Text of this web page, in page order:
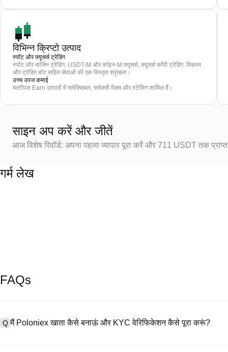
विभिन्न क्रिप्टो उत्पाद
स्पॉट और फ़्यूचर्स ट्रेडिंग
स्पॉट और मार्जिन ट्रेडिंग, USDT-M और कॉइन-M फ़्यूचर्स, फ़्यूचर्स कॉपी ट्रेडिंग, विकल्प
और ट्रेडिंग बॉट सहित सेवाओं की एक विस्तृत श्रृंखला।
उच्च उपज कमाई
मल्टीपल Earn उत्पादों में फ्लेक्सिबल, फ्लेक्सी मैक्स और स्टेकिंग शामिल हैं।
साइन अप करें और जीतें
आज विशेष रिवॉर्ड: अपना पहला व्यापार पूरा करें और 711 USDT तक
गर्म लेख
FAQs
Q मैं Poloniex खाता कैसे बनाऊं और KYC वेरिफिकेशन कैसे पूरा करूं?